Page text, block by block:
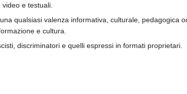
e testuali.
qualsiasi valenza informativa, culturale, pedagogica
e cultura.
discriminatori e quelli espressi in formati proprietari.